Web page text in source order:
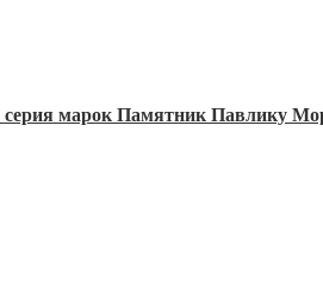
серия марок Памятник Павлику